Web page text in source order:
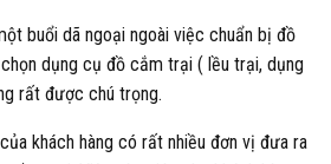
buổi dã ngoại ngoài việc chuẩn bị đồ
dụng cụ đồ cắm trại ( lều trại, dụng
rất được chú trọng.
khách hàng có rất nhiều đơn vị đưa ra